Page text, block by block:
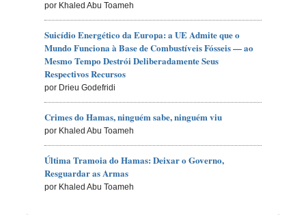
por Khaled Abu Toameh
Suicídio Energético da Europa: a UE Admite que o
Mundo Funciona à Base de Combustíveis Fósseis — ao
Mesmo Tempo Destrói Deliberadamente Seus
Respectivos Recursos
por Drieu Godefridi
Crimes do Hamas, ninguém sabe, ninguém viu
por Khaled Abu Toameh
Última Tramoia do Hamas: Deixar o Governo,
Resguardar as Armas
por Khaled Abu Toameh